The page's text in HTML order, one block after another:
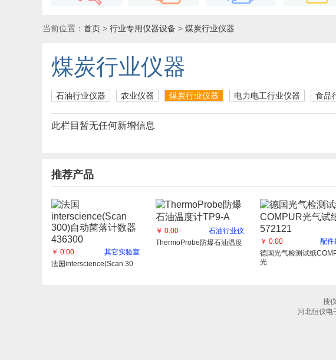
当前位置： 首页 > 行业专用仪器设备 > 煤炭行业仪器
煤炭行业仪器
石油行业仪器 农业仪器 煤炭行业仪器 电力电工行业仪器 食品
此栏目暂无任何新增信息
推荐产品
￥ 0.00
其它实验室
法国interscience(Scan 30
￥ 0.00
石油行业仪
ThermoProbe防爆石油温度
￥ 0.00
配件
德国光气检测试纸
光
搜
河北恒仪电